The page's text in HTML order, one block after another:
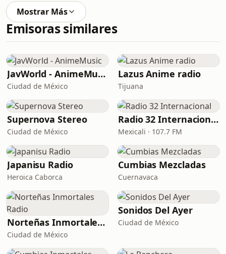
Mostrar Más
Emisoras similares
JavWorld - AnimeMusic
Ciudad de México
Lazus Anime radio
Tijuana
Supernova Stereo
Ciudad de México
Radio 32 Internacional
Mexicali · 107.7 FM
Japanisu Radio
Heroica Caborca
Cumbias Mezcladas
Cuernavaca
Norteñas Inmortales Radio
Ciudad de México
Sonidos Del Ayer
Ciudad de México